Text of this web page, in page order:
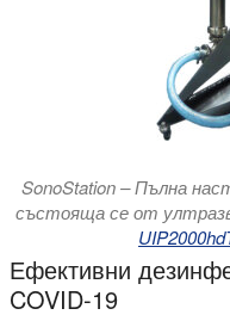
SonoStation – Пълна
състояща се от
Ефективни
COVID-19